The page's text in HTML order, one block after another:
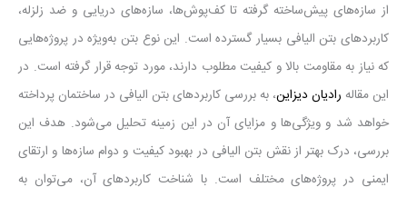
از سازه‌های پیش‌ساخته گرفته تا کف‌پوش‌ها، سازه‌های دریایی و ضد زلزله،
کاربردهای بتن الیافی بسیار گسترده است. این نوع بتن به‌ویژه در پروژه‌هایی
که نیاز به مقاومت بالا و کیفیت مطلوب دارند، مورد توجه قرار گرفته است. در
این مقاله رادیان دیزاین، به بررسی کاربردهای بتن الیافی در ساختمان پرداخته
خواهد شد و ویژگی‌ها و مزایای آن در این زمینه تحلیل می‌شود. هدف این
بررسی، درک بهتر از نقش بتن الیافی در بهبود کیفیت و دوام سازه‌ها و ارتقای
ایمنی در پروژه‌های مختلف است. با شناخت کاربردهای آن، می‌توان به